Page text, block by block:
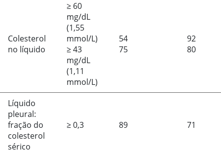
Colesterol
no líquido
≥ 60
mg/dL
(1,55
mmol/L)
≥43
mg/dL
(1,11
mmol/L)
54
75
92
80
Líquido
pleural:
fração do
colesterol
sérico
≥0,3 89 71